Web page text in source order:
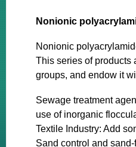
Nonionic
Nonionic
This series of products
groups, and endow it
Sewage treatment
use of inorganic
Textile Industry: Add
Sand control and